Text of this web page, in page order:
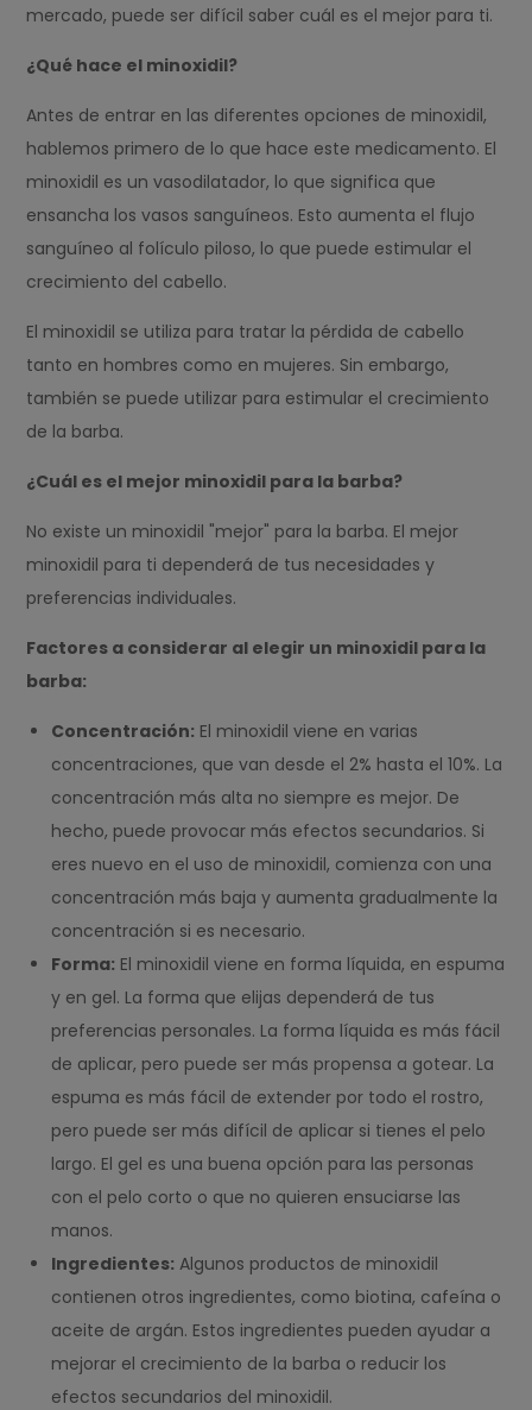
mercado, puede ser difícil saber cuál es el mejor para ti.
¿Qué hace el minoxidil?
Antes de entrar en las diferentes opciones de minoxidil,
hablemos primero de lo que hace este medicamento. El
minoxidil es un vasodilatador, lo que significa que
ensancha los vasos sanguíneos. Esto aumenta el flujo
sanguíneo al folículo piloso, lo que puede estimular el
crecimiento del cabello.
El minoxidil se utiliza para tratar la pérdida de cabello
tanto en hombres como en mujeres. Sin embargo,
también se puede utilizar para estimular el crecimiento
de la barba.
¿Cuál es el mejor minoxidil para la barba?
No existe un minoxidil "mejor" para la barba. El mejor
minoxidil para ti dependerá de tus necesidades y
preferencias individuales.
Factores a considerar al elegir un minoxidil para la
barba:
Concentración: El minoxidil viene en varias
concentraciones, que van desde el 2% hasta el 10%. La
concentración más alta no siempre es mejor. De
hecho, puede provocar más efectos secundarios. Si
eres nuevo en el uso de minoxidil, comienza con una
concentración más baja y aumenta gradualmente la
concentración si es necesario.
Forma: El minoxidil viene en forma líquida, en espuma
y en gel. La forma que elijas dependerá de tus
preferencias personales. La forma líquida es más fácil
de aplicar, pero puede ser más propensa a gotear. La
espuma es más fácil de extender por todo el rostro,
pero puede ser más difícil de aplicar si tienes el pelo
largo. El gel es una buena opción para las personas
con el pelo corto o que no quieren ensuciarse las
manos.
Ingredientes: Algunos productos de minoxidil
contienen otros ingredientes, como biotina, cafeína o
aceite de argán. Estos ingredientes pueden ayudar a
mejorar el crecimiento de la barba o reducir los
efectos secundarios del minoxidil.